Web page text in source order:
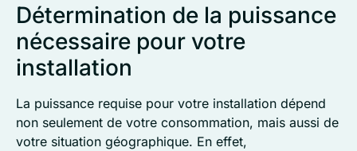
Détermination de la puissance
nécessaire pour votre
installation
La puissance requise pour votre installation dépend
non seulement de votre consommation, mais aussi de
votre situation géographique. En effet,